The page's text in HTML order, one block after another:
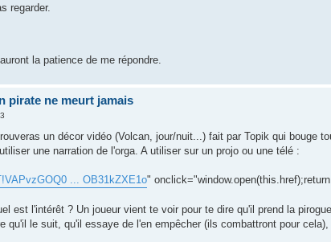
regarder.
la patience de me répondre.
pirate ne meurt jamais
un décor vidéo (Volcan, jour/nuit...) fait par Topik qui bouge
une narration de l'orga. A utiliser sur un projo ou une télé :
... OB31kZXE1o"
est l'intérêt ? Un joueur vient te voir pour te dire qu'il prend la
qu'il le suit, qu'il essaye de l'en empêcher (ils combattront pour